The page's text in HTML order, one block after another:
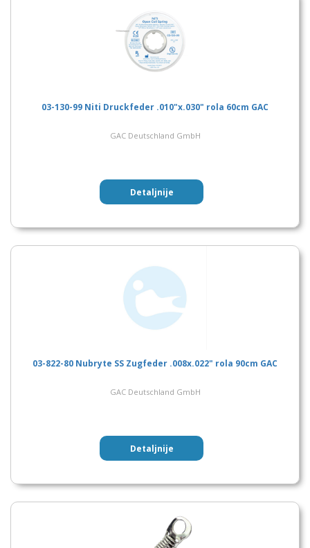
03-130-99 Niti Druckfeder .010"x.030" rola 60cm GAC
GAC Deutschland GmbH
Detaljnije
03-822-80 Nubryte SS Zugfeder .008x.022" rola 90cm GAC
GAC Deutschland GmbH
Detaljnije